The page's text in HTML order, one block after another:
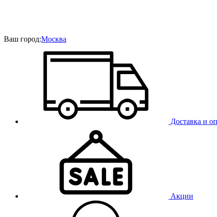
Ваш город:Москва
Доставка и
Акции